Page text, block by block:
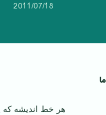
2011/07/18
هر خط اندیشه که